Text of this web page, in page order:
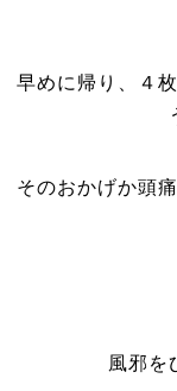
早めに帰り、４
そのおかげか頭
風邪を